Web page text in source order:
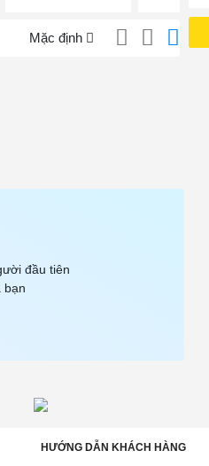
Mặc định
đầu tiên
bạn
HƯỚNG DẪN KHÁCH HÀNG